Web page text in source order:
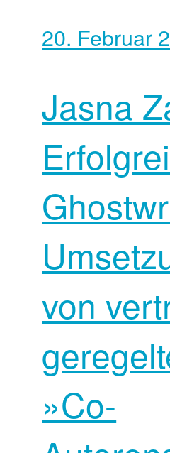
20. Februar
Jasna
von
»Co-